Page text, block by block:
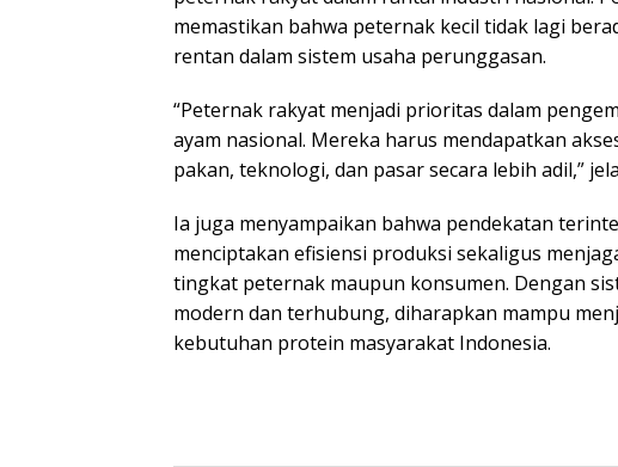
memastikan bahwa peternak kecil tidak lagi
rentan dalam sistem usaha perunggasan.
“Peternak rakyat menjadi prioritas dalam
ayam nasional. Mereka harus mendapatkan
pakan, teknologi, dan pasar secara lebih adil,”
Ia juga menyampaikan bahwa pendekatan
menciptakan efisiensi produksi sekaligus
tingkat peternak maupun konsumen. Dengan
modern dan terhubung, diharapkan mampu
kebutuhan protein masyarakat Indonesia.